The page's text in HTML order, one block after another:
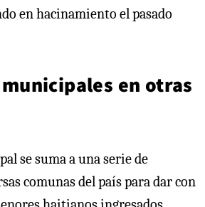
en hacinamiento el pasado
en otras
se suma a una serie de
comunas del país para dar con